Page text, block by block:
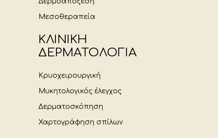
Μεσοθεραπεία
ΚΛΙΝΙΚΗ
ΔΕΡΜΑΤΟΛΟΓΙΑ
Κρυοχειρουργική
Μυκητολογικός έλεγχος
Δερματοσκόπηση
Χαρτογράφηση σπίλων